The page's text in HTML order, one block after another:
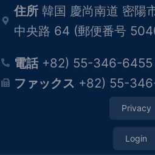
住所韓国 慶尚南道 密陽
中央路 64 (郵便番号
電話+82) 55-346-6455
ファックス +82) 55-
Privacy
Login